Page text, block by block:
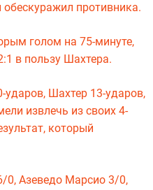
обескуражил противника.
голом на 75-минуте,
в пользу Шахтера.
ударов, Шахтер 13-ударов,
извлечь из своих 4-
который
0, Азеведо Марсио 3/0,